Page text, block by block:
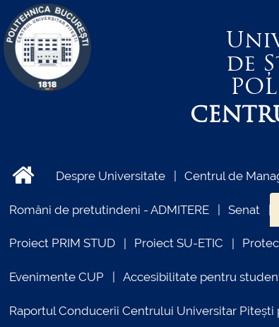
de
Despre Universitate Centrul de
Români de pretutindeni - ADMITERE Senat
Proiect PRIM STUD Proiect SU-ETIC
Evenimente CUP Accesibilitate pentru
Raportul Conducerii Centrului Universitar